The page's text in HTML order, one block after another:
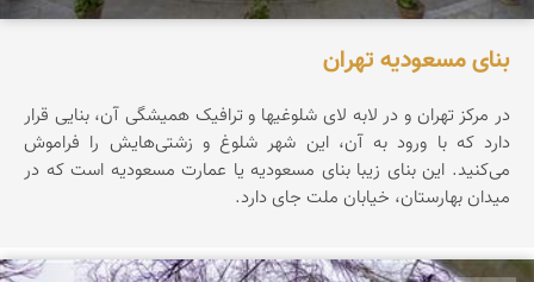
بنای مسعودیه تهران
در مرکز تهران و در لابه لای شلوغیها و ترافیک همیشگی آن، بنایی قرار
دارد که با ورود به آن، این شهر شلوغ و زشتی‌هایش را فراموش
می‌کنید. این بنای زیبا بنای مسعودیه یا عمارت مسعودیه است که در
میدان بهارستان، خیابان ملت جای دارد.